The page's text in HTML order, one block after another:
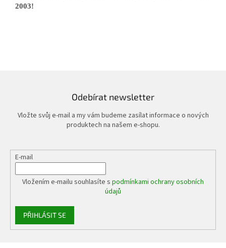
2003!
Odebírat newsletter
Vložte svůj e-mail a my vám budeme zasílat informace o nových
produktech na našem e-shopu.
E-mail
Vložením e-mailu souhlasíte s podmínkami ochrany osobních
údajů
PŘIHLÁSIT SE